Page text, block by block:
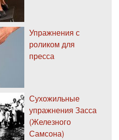
Упражнения с
роликом для
пресса
Сухожильные
упражнения Засса
(Железного
Самсона)